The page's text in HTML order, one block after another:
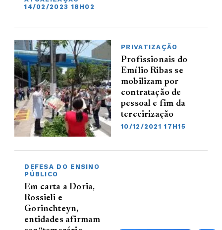
14/02/2023 18H02
PRIVATIZAÇÃO
Profissionais do
Emílio Ribas se
mobilizam por
contratação de
pessoal e fim da
terceirização
10/12/2021 17H15
DEFESA DO ENSINO
PÚBLICO
Em carta a Doria,
Rossieli e
Gorinchteyn,
entidades afirmam